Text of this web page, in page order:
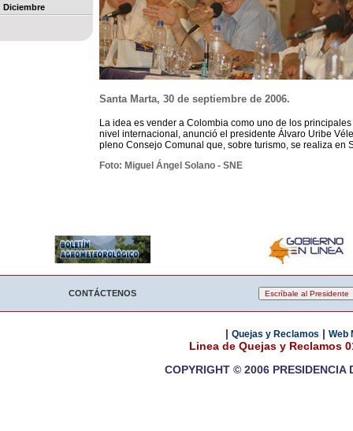
Diciembre
Santa Marta, 30 de septiembre de 2006.
La idea es vender a Colombia como uno de los
nivel internacional, anunció el presidente Álvaro Uribe
pleno Consejo Comunal que, sobre turismo, se realiza en
Foto: Miguel Ángel Solano - SNE
CONTÁCTENOS
| Quejas y Reclamos | Web
Linea de Quejas y Reclamos
COPYRIGHT © 2006 PRESIDENCIA